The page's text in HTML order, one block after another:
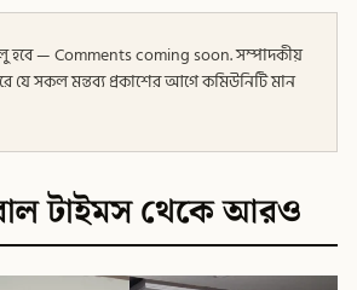
হবে — Comments coming soon. সম্পাদকীয়
যে সকল মন্তব্য প্রকাশের আগে কমিউনিটি মান
টাইমস থেকে আরও